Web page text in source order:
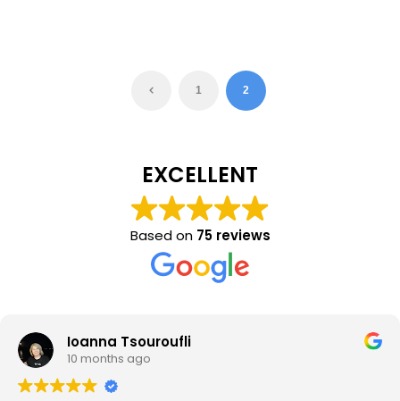
1 2
EXCELLENT
Based on 75 reviews
Ioanna Tsouroufli
10 months ago